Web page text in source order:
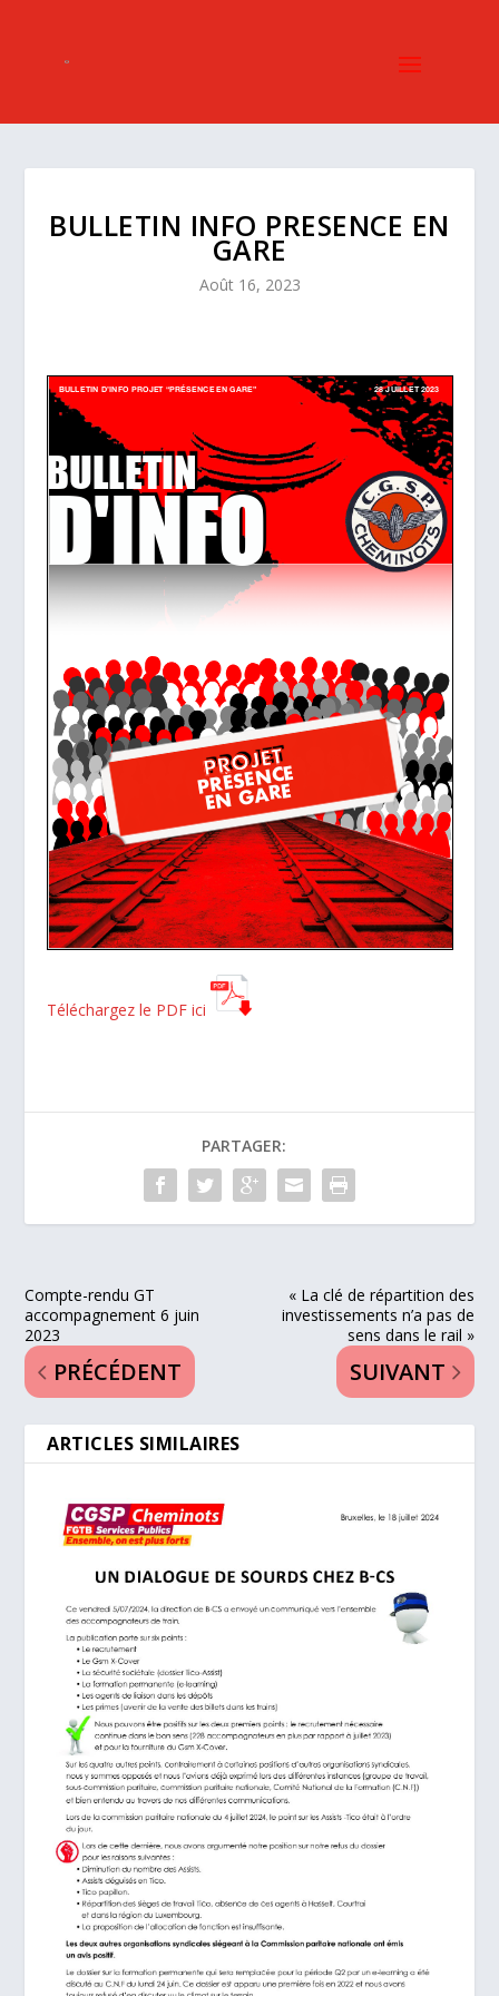
BULLETIN INFO PRESENCE EN
GARE
Août 16, 2023
Téléchargez le PDF ici
PARTAGER:
Compte-rendu GT
accompagnement 6 juin
2023
PRÉCÉDENT
« La clé de répartition des
investissements n’a pas de
sens dans le rail »
SUIVANT
ARTICLES SIMILAIRES